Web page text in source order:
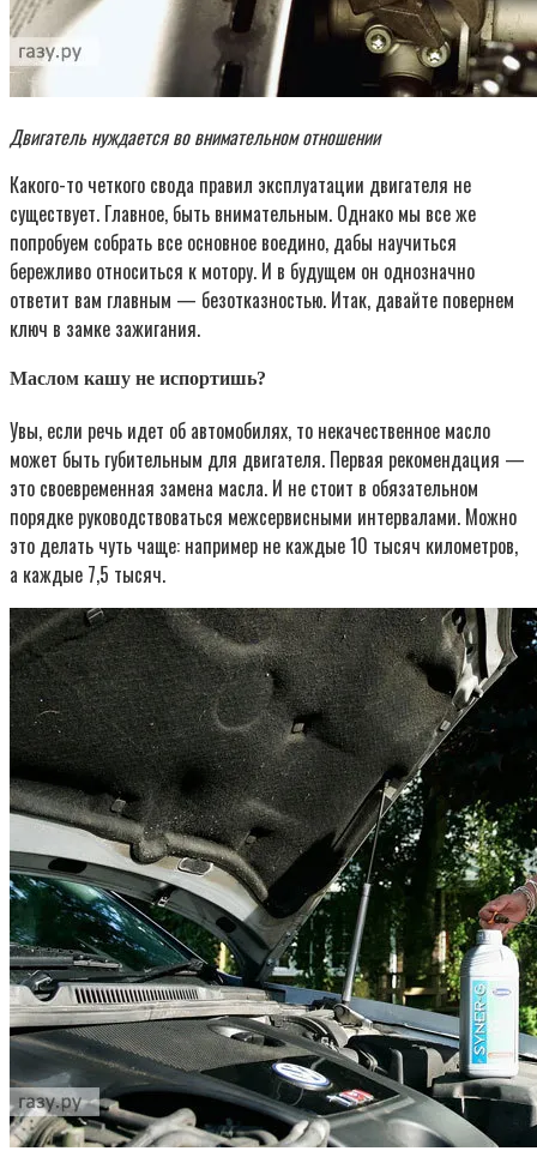
Двигатель нуждается во внимательном отношении
Какого-то четкого свода правил эксплуатации двигателя не
существует. Главное, быть внимательным. Однако мы все же
попробуем собрать все основное воедино, дабы научиться
бережливо относиться к мотору. И в будущем он однозначно
ответит вам главным — безотказностью. Итак, давайте повернем
ключ в замке зажигания.
Маслом кашу не испортишь?
Увы, если речь идет об автомобилях, то некачественное масло
может быть губительным для двигателя. Первая рекомендация —
это своевременная замена масла. И не стоит в обязательном
порядке руководствоваться межсервисными интервалами. Можно
это делать чуть чаще: например не каждые 10 тысяч километров,
а каждые 7,5 тысяч.